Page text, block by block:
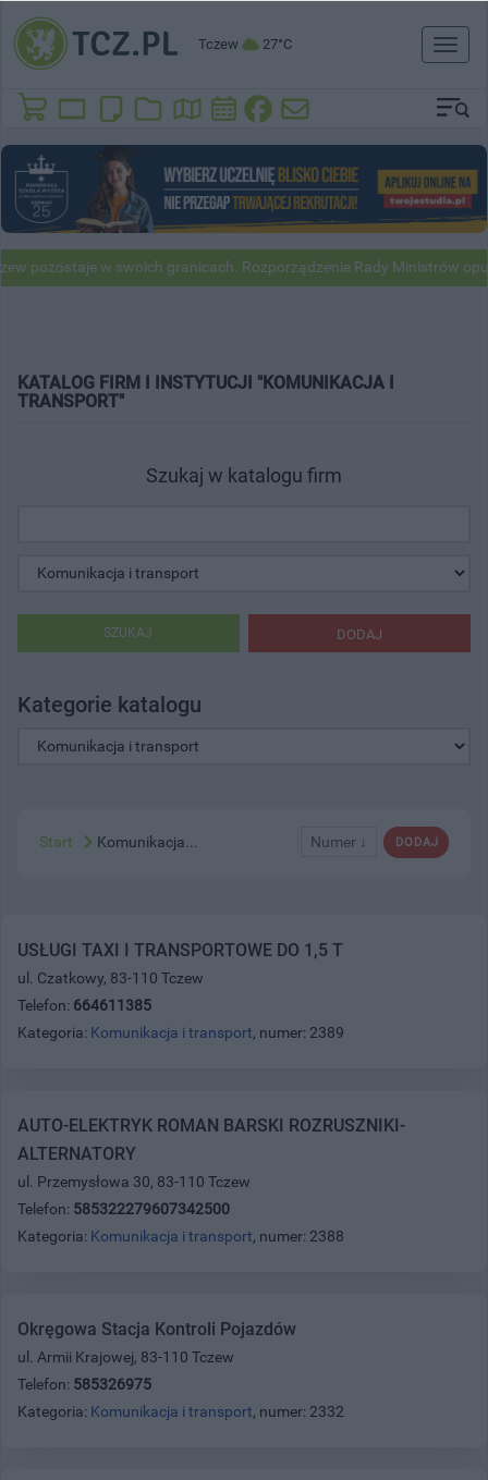
Tczew 27°C
Toggle
pozostaje w swoich granicach. Rozporządzenie Rady Ministrów
KATALOG FIRM I INSTYTUCJI "KOMUNIKACJA I
TRANSPORT"
Szukaj w katalogu firm
DODAJ
SZUKAJ
Kategorie katalogu
DODAJ
Numer ↓
Start Komunikacja...
USŁUGI TAXI I TRANSPORTOWE DO 1,5 T
ul. Czatkowy, 83-110 Tczew
Telefon: 664611385
Kategoria: Komunikacja i transport, numer: 2389
AUTO-ELEKTRYK ROMAN BARSKI ROZRUSZNIKI-
ALTERNATORY
ul. Przemysłowa 30, 83-110 Tczew
Telefon: 585322279607342500
Kategoria: Komunikacja i transport, numer: 2388
Okręgowa Stacja Kontroli Pojazdów
ul. Armii Krajowej, 83-110 Tczew
Telefon: 585326975
Kategoria: Komunikacja i transport, numer: 2332